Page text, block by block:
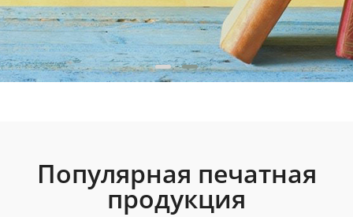
Популярная печатная
продукция